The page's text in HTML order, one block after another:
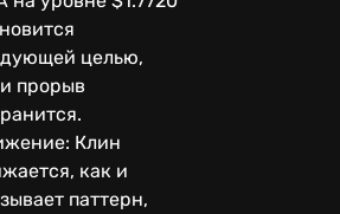
целью,
прорыв
Клин
как и
паттерн,